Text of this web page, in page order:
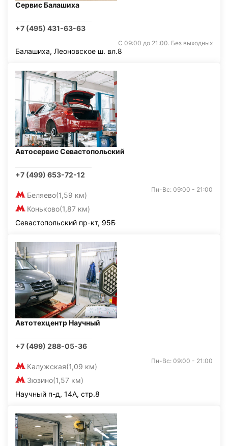
Сервис Балашиха
+7 (495) 431-63-63
С 09:00 до 21:00. Без выходных
Балашиха, Леоновское ш. вл.8
Автосервис Севастопольский
+7 (499) 653-72-12
Беляево(1,59 км)
Коньково(1,87 км)
Пн-Вс: 09:00 - 21:00
Севастопольский пр-кт, 95Б
Автотехцентр Научный
+7 (499) 288-05-36
Калужская(1,09 км)
Зюзино(1,57 км)
Пн-Вс: 09:00 - 21:00
Научный п-д, 14А, стр.8